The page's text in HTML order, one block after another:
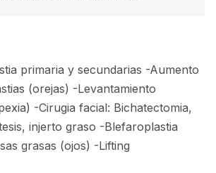
primaria y secundarias -Aumento
(orejas) -Levantamiento
-Cirugia facial: Bichatectomia,
injerto graso -Blefaroplastia
grasas (ojos) -Lifting